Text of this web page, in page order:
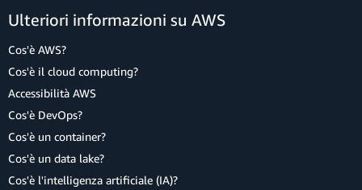
Ulteriori informazioni su AWS
Cos'è AWS?
Cos'è il cloud computing?
Accessibilità AWS
Cos'è DevOps?
Cos'è un container?
Cos'è un data lake?
Cos'è l'intelligenza artificiale (IA)?